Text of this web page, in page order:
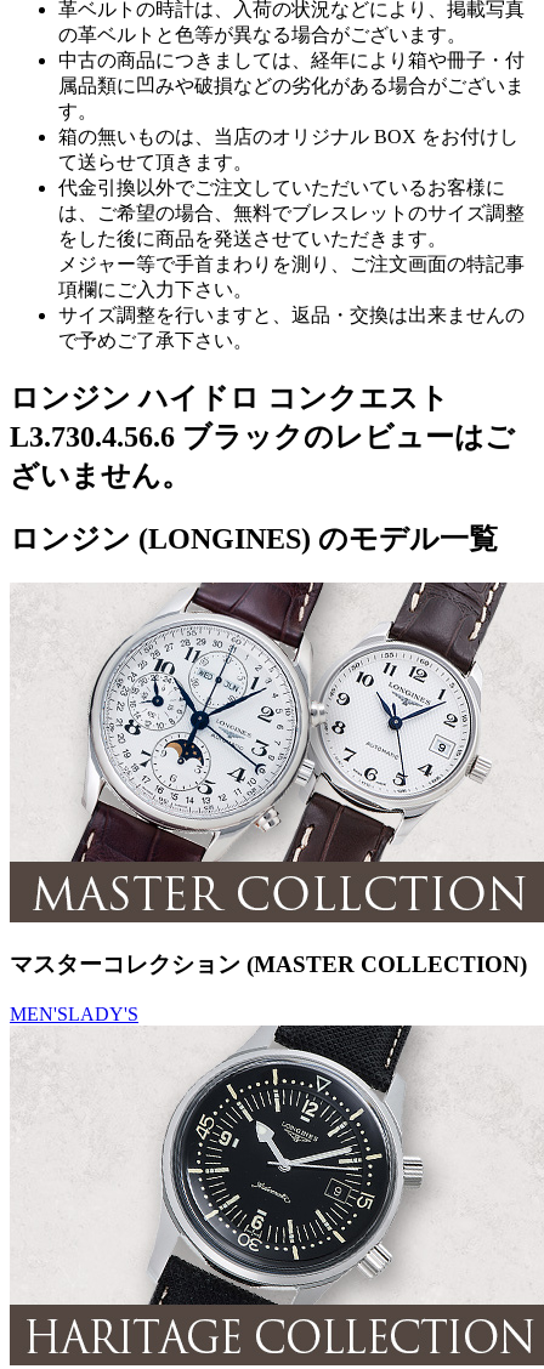
革ベルトの時計は、入荷の状況などにより、掲載写真
の革ベルトと色等が異なる場合がございます。
中古の商品につきましては、経年により箱や冊子・付
属品類に凹みや破損などの劣化がある場合がございま
す。
箱の無いものは、当店のオリジナル BOX をお付けし
て送らせて頂きます。
代金引換以外でご注文していただいているお客様に
は、ご希望の場合、無料でブレスレットのサイズ調整
をした後に商品を発送させていただきます。
メジャー等で手首まわりを測り、ご注文画面の特記事
項欄にご入力下さい。
サイズ調整を行いますと、返品・交換は出来ませんの
で予めご了承下さい。
ロンジン ハイドロ コンクエスト
L3.730.4.56.6 ブラックのレビューはご
ざいません。
ロンジン (LONGINES) のモデル一覧
マスターコレクション (MASTER COLLECTION)
MEN'SLADY'S